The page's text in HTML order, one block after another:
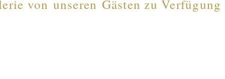
von unseren Gästen zu